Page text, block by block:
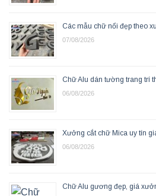
Các mẫu chữ nổi đẹp theo
07/08/2026
Chữ Alu dán tường trang trí
06/08/2026
Xưởng cắt chữ Mica uy tín
06/08/2026
Chữ Alu gương đẹp, giá